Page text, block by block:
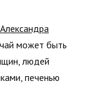
Александра
может быть
людей
печенью